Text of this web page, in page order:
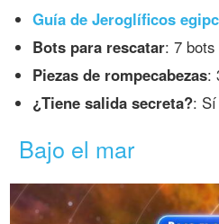
Guía de Jeroglíficos
Bots para rescatar: 7 bots
Piezas de rompecabezas:
¿Tiene salida secreta?: Sí
Bajo el mar